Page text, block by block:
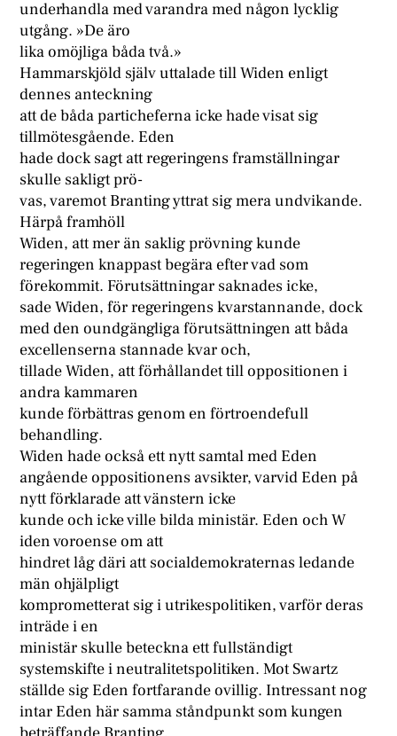
underhandla med varandra med någon lycklig
utgång. »De äro
lika omöjliga båda två.»
Hammarskjöld själv uttalade till Widen enligt
dennes anteckning
att de båda particheferna icke hade visat sig
tillmötesgående. Eden
hade dock sagt att regeringens framställningar
skulle sakligt prö-
vas, varemot Branting yttrat sig mera undvikande.
Härpå framhöll
Widen, att mer än saklig prövning kunde
regeringen knappast begära efter vad som
förekommit. Förutsättningar saknades icke,
sade Widen, för regeringens kvarstannande, dock
med den oundgängliga förutsättningen att båda
excellenserna stannade kvar och,
tillade Widen, att förhållandet till oppositionen i
andra kammaren
kunde förbättras genom en förtroendefull
behandling.
Widen hade också ett nytt samtal med Eden
angående oppositionens avsikter, varvid Eden på
nytt förklarade att vänstern icke
kunde och icke ville bilda ministär. Eden och W
iden voroense om att
hindret låg däri att socialdemokraternas ledande
män ohjälpligt
komprometterat sig i utrikespolitiken, varför deras
inträde i en
ministär skulle beteckna ett fullständigt
systemskifte i neutralitetspolitiken. Mot Swartz
ställde sig Eden fortfarande ovillig. Intressant nog
intar Eden här samma ståndpunkt som kungen